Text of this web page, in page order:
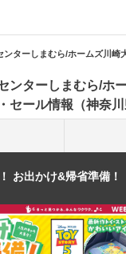
ンターしまむら/ホームズ川崎
ンターしまむら/ホ
セール情報（神奈
お出かけ&帰省準備！